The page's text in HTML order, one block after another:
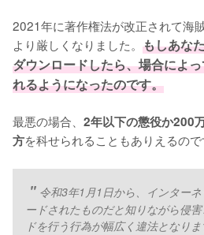
2021年に著作権法が改正されて海
より厳しくなりました。 もしあな
ダウンロードしたら、場合によ
れるようになったのです。
最悪の場合、 2年以下の懲役か200
方を科せられることもありえるので
令和3年1月1日から、インター
ードされたものだと知りながら侵
ドを行う行為が幅広く違法となり